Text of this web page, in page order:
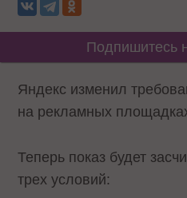
Подпишитесь
Яндекс изменил
на рекламных
Теперь показ будет
трех условий: